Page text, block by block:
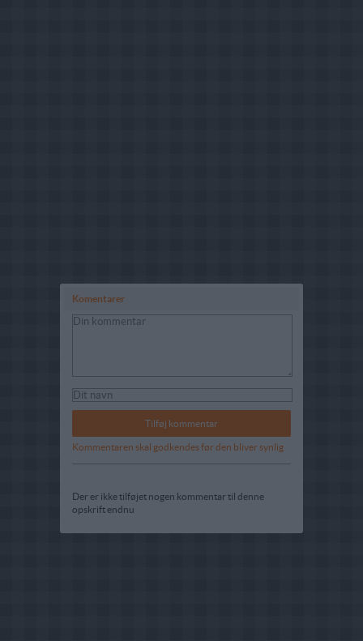
Komentarer
Kommentaren skal godkendes før den bliver synlig
Der er ikke tilføjet nogen kommentar til denne
opskrift endnu